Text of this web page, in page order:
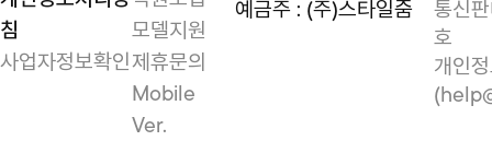
침
사업자정보확인
모델지원
제휴문의
Mobile
Ver.
예금주 : (주)스타일줌
통신
호
개인